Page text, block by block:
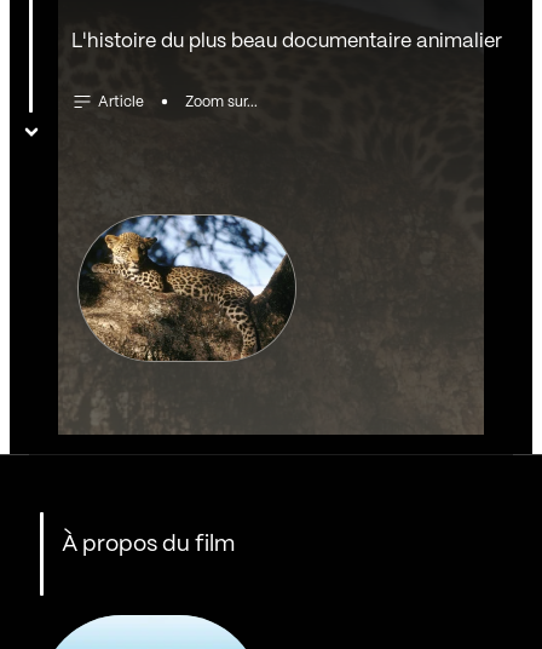
L'histoire du plus beau documentaire animalier
Article Zoom sur...
À propos du film